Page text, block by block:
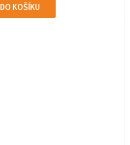
DO KOŠÍKU